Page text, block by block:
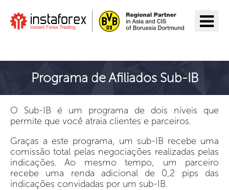
Programa de Afiliados Sub-IB
O Sub-IB é um programa de dois níveis que
permite que você atraia clientes e parceiros.
Graças a este programa, um sub-IB recebe uma
comissão total pelas negociações realizadas pelas
indicações. Ao mesmo tempo, um parceiro
recebe uma renda adicional de 0,2 pips das
indicações convidadas por um sub-IB.